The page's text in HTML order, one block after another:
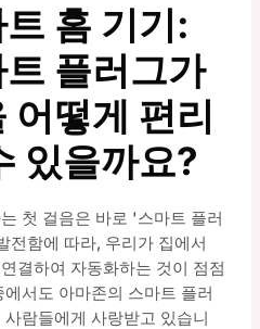
홈 기기:
플러그가
어떻게 편리
있을까요?
첫 걸음은 바로 '스마트 플러
전함에 따라, 우리가 집에서
결하여 자동화하는 것이 점점
서도 아마존의 스마트 플러
람들에게 사랑받고 있습니